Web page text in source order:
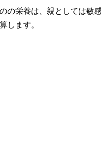
の栄養は、親としては
します。